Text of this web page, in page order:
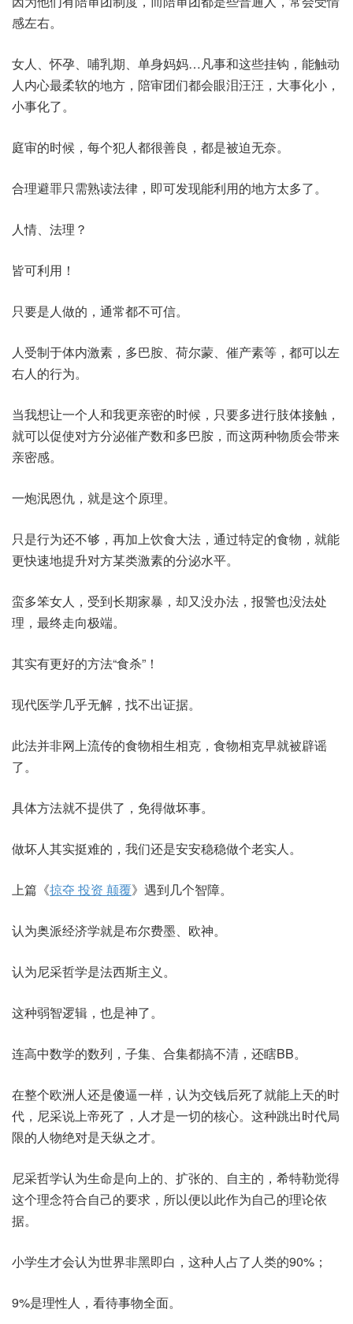
感左右。
女人、怀孕、哺乳期、单身妈妈…凡事和这些挂钩，能触动
人内心最柔软的地方，陪审团们都会眼泪汪汪，大事化小，
小事化了。
庭审的时候，每个犯人都很善良，都是被迫无奈。
合理避罪只需熟读法律，即可发现能利用的地方太多了。
人情、法理？
皆可利用！
只要是人做的，通常都不可信。
人受制于体内激素，多巴胺、荷尔蒙、催产素等，都可以左
右人的行为。
当我想让一个人和我更亲密的时候，只要多进行肢体接触，
就可以促使对方分泌催产数和多巴胺，而这两种物质会带来
亲密感。
一炮泯恩仇，就是这个原理。
只是行为还不够，再加上饮食大法，通过特定的食物，就能
更快速地提升对方某类激素的分泌水平。
蛮多笨女人，受到长期家暴，却又没办法，报警也没法处
理，最终走向极端。
其实有更好的方法“食杀”！
现代医学几乎无解，找不出证据。
此法并非网上流传的食物相生相克，食物相克早就被辟谣
了。
具体方法就不提供了，免得做坏事。
做坏人其实挺难的，我们还是安安稳稳做个老实人。
上篇《掠夺 投资 颠覆》遇到几个智障。
认为奥派经济学就是布尔费墨、欧神。
认为尼采哲学是法西斯主义。
这种弱智逻辑，也是神了。
连高中数学的数列，子集、合集都搞不清，还瞎BB。
在整个欧洲人还是傻逼一样，认为交钱后死了就能上天的时
代，尼采说上帝死了，人才是一切的核心。这种跳出时代局
限的人物绝对是天纵之才。
尼采哲学认为生命是向上的、扩张的、自主的，希特勒觉得
这个理念符合自己的要求，所以便以此作为自己的理论依
据。
小学生才会认为世界非黑即白，这种人占了人类的90%；
9%是理性人，看待事物全面。